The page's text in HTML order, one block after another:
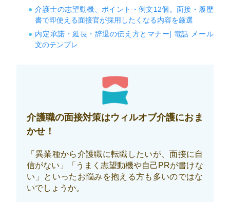
介護士の志望動機、ポイント・例文12個。面接・履歴
書で即使える面接官が採用したくなる内容を厳選
内定承諾・延長・辞退の伝え方とマナー| 電話 メール
文のテンプレ
介護職の面接対策はウィルオブ介護におま
かせ！
「異業種から介護職に転職したいが、面接に自
信がない」「うまく志望動機や自己PRが書けな
い」といったお悩みを抱える方も多いのではな
いでしょうか。